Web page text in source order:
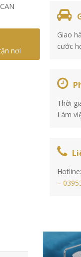
nơi
Giao
cước
Thời
Làm
Hotline:
–